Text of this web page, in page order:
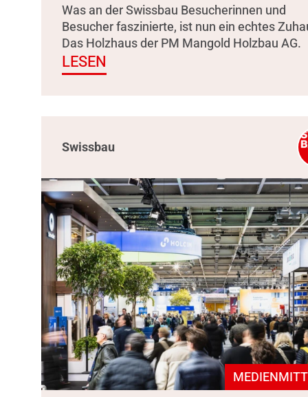
Was an der Swissbau Besucherinnen und
Besucher faszinierte, ist nun ein echtes
Das Holzhaus der PM Mangold Holzbau AG.
LESEN
Swissbau